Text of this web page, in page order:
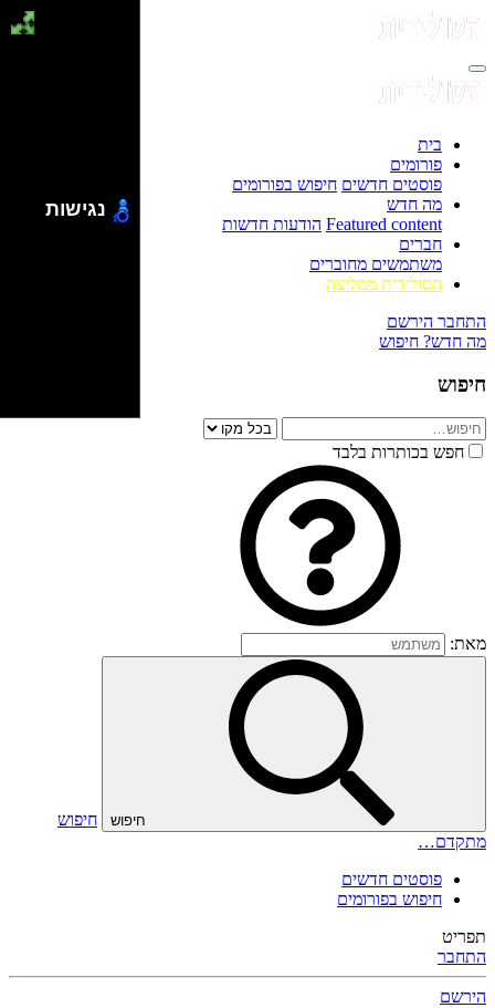
בית
פורומים
פוסטים חדשים חיפוש בפורומים
מה חדש
Featured content הודעות חדשות
חברים
משתמשים מחוברים
הסולידית ממליצה
התחבר הירשם
מה חדש? חיפוש
חיפוש
חפש בכותרות בלבד
מאת:
חיפוש
חיפוש
מתקדם…
פוסטים חדשים
חיפוש בפורומים
תפריט
התחבר
הירשם
נגישות